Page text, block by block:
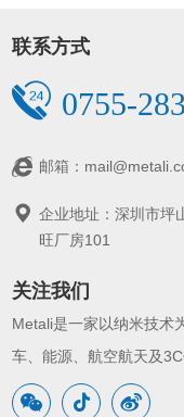
联系方式
0755-
邮箱：
企业地址：深圳市坪
旺厂房101
关注我们
Metali是一家以纳米技术
车、能源、航空航天及3C